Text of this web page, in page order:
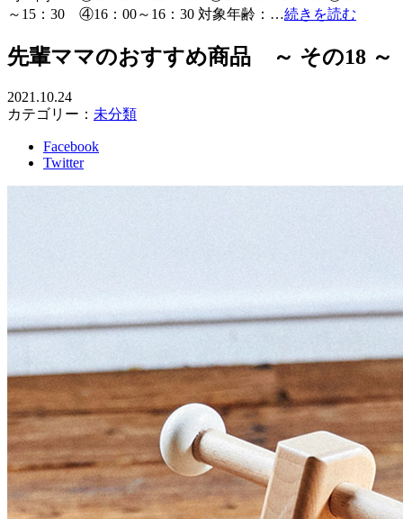
～15：30 ④16：00～16：30 対象年齢：…続きを読む
先輩ママのおすすめ商品 ～ その18 ～
2021.10.24
カテゴリー： 未分類
Facebook
Twitter